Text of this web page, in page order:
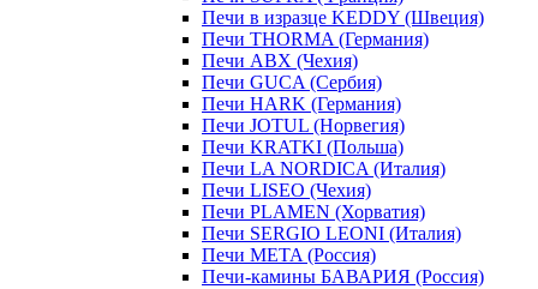
Печи в изразце KEDDY (Швеция)
Печи THORMA (Германия)
Печи ABX (Чехия)
Печи GUCA (Сербия)
Печи HARK (Германия)
Печи JOTUL (Норвегия)
Печи KRATKI (Польша)
Печи LA NORDICA (Италия)
Печи LISEO (Чехия)
Печи PLAMEN (Хорватия)
Печи SERGIO LEONI (Италия)
Печи META (Россия)
Печи-камины БАВАРИЯ (Россия)